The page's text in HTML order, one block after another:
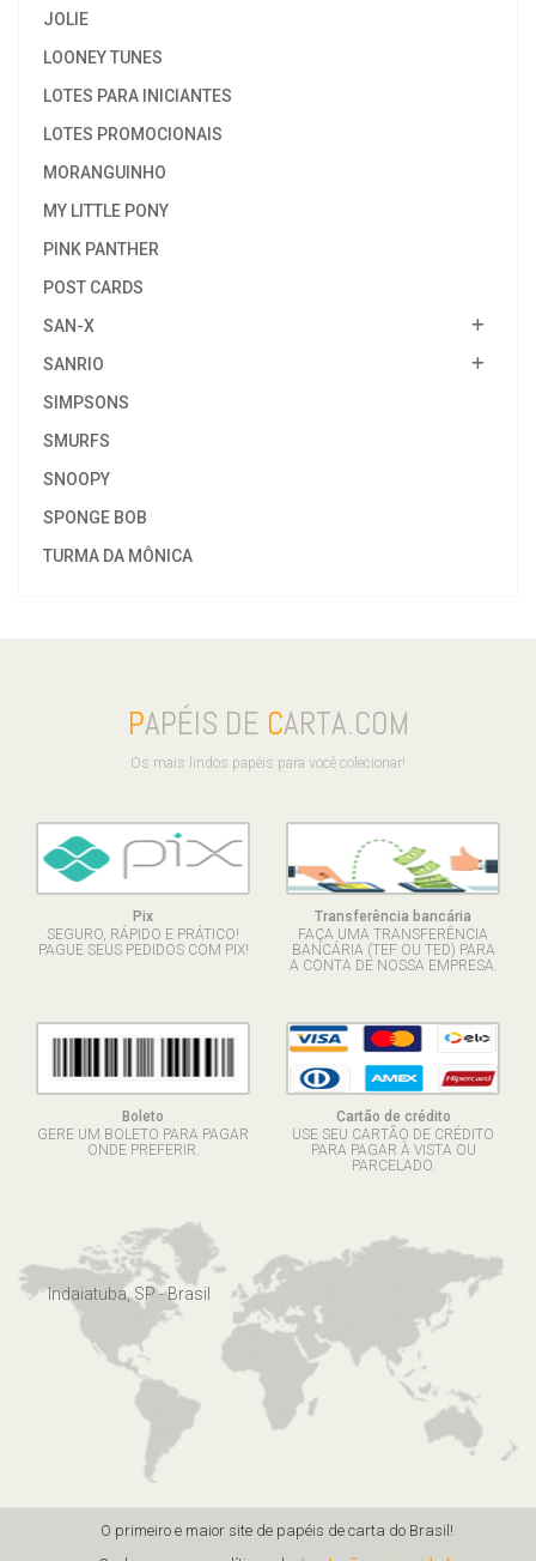
JOLIE
LOONEY TUNES
LOTES PARA INICIANTES
LOTES PROMOCIONAIS
MORANGUINHO
MY LITTLE PONY
PINK PANTHER
POST CARDS
SAN-X
SANRIO
SIMPSONS
SMURFS
SNOOPY
SPONGE BOB
TURMA DA MÔNICA
PAPÉIS DE CARTA.COM
Os mais lindos papéis para você colecionar!
Pix
SEGURO, RÁPIDO E PRÁTICO!
PAGUE SEUS PEDIDOS COM PIX!
Transferência bancária
FAÇA UMA TRANSFERÊNCIA
BANCÁRIA (TEF OU TED) PARA
A CONTA DE NOSSA EMPRESA.
Boleto
GERE UM BOLETO PARA PAGAR
ONDE PREFERIR.
Cartão de crédito
USE SEU CARTÃO DE CRÉDITO
PARA PAGAR À VISTA OU
PARCELADO.
Indaiatuba, SP - Brasil
O primeiro e maior site de papéis de carta do Brasil!